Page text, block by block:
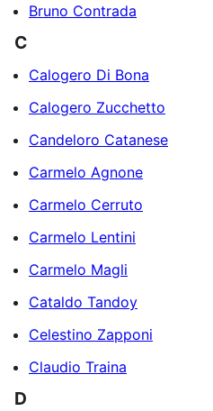
Bruno Contrada
C
Calogero Di Bona
Calogero Zucchetto
Candeloro Catanese
Carmelo Agnone
Carmelo Cerruto
Carmelo Lentini
Carmelo Magli
Cataldo Tandoy
Celestino Zapponi
Claudio Traina
D